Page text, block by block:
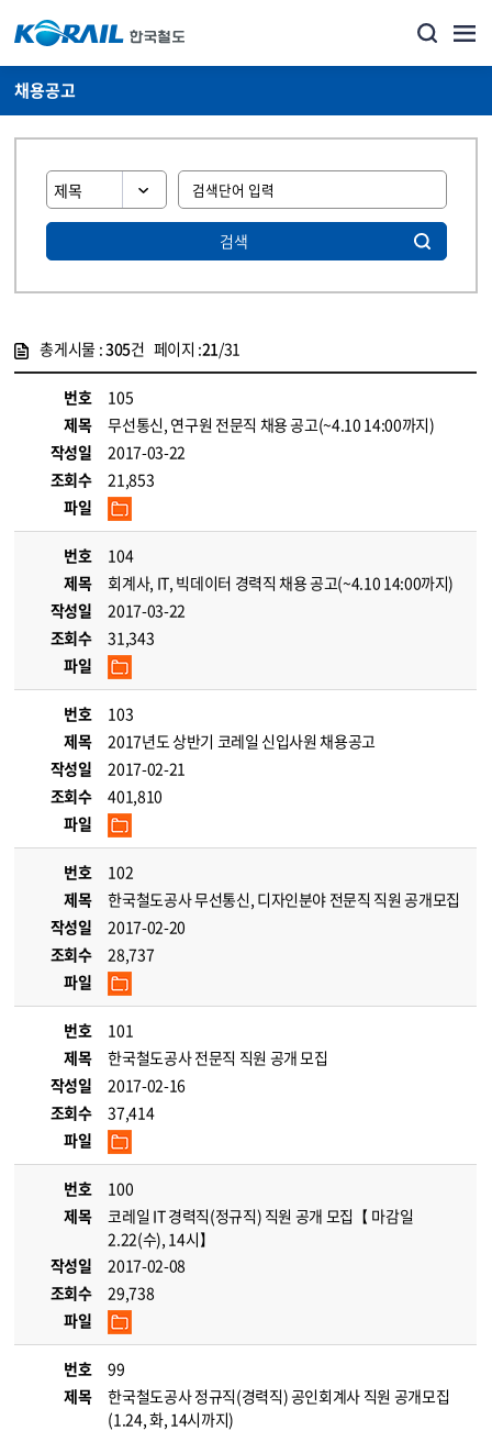
채용공고
검색
총게시물 :305건 페이지 :21/31
번호
105
제목
무선통신, 연구원 전문직 채용 공고(~4.10 14:00까지)
작성일
2017-03-22
조회수
21,853
파일
번호
104
제목
회계사, IT, 빅데이터 경력직 채용 공고(~4.10 14:00까지)
작성일
2017-03-22
조회수
31,343
파일
번호
103
제목
2017년도 상반기 코레일 신입사원 채용공고
작성일
2017-02-21
조회수
401,810
파일
번호
102
제목
한국철도공사 무선통신, 디자인분야 전문직 직원 공개모집
작성일
2017-02-20
조회수
28,737
파일
번호
101
제목
한국철도공사 전문직 직원 공개 모집
작성일
2017-02-16
조회수
37,414
파일
번호
100
제목
코레일 IT 경력직(정규직) 직원 공개 모집【 마감일
2.22(수), 14시】
작성일
2017-02-08
조회수
29,738
파일
번호
99
제목
한국철도공사 정규직(경력직) 공인회계사 직원 공개모집
(1.24, 화, 14시까지)